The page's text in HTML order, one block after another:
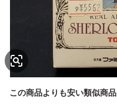
この商品よりも安い類似商品